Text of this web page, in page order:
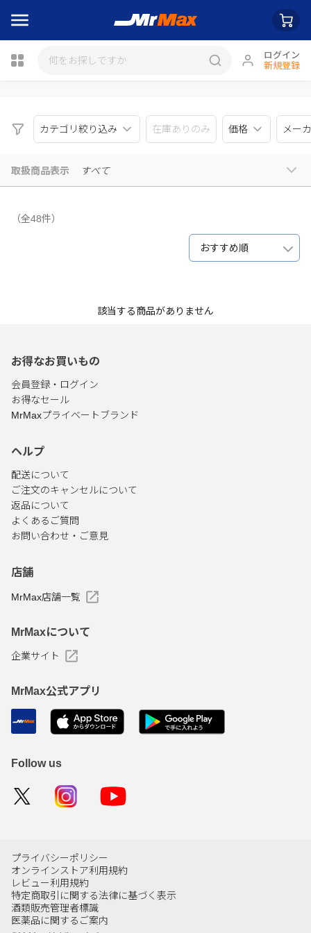
ログイン
新規登録
カテゴリ絞り込み 在庫ありのみ 価格 メー
取扱商品表示 すべて
（全48件）
おすすめ順
該当する商品がありません
お得なお買いもの
会員登録・ログイン
お得なセール
MrMaxプライベートブランド
ヘルプ
配送について
ご注文のキャンセルについて
返品について
よくあるご質問
お問い合わせ・ご意見
店舗
MrMax店舗一覧
MrMaxについて
企業サイト
MrMax公式アプリ
Follow us
プライバシーポリシー
オンラインストア利用規約
レビュー利用規約
特定商取引に関する法律に基づく表示
酒類販売管理者標識
医薬品に関するご案内